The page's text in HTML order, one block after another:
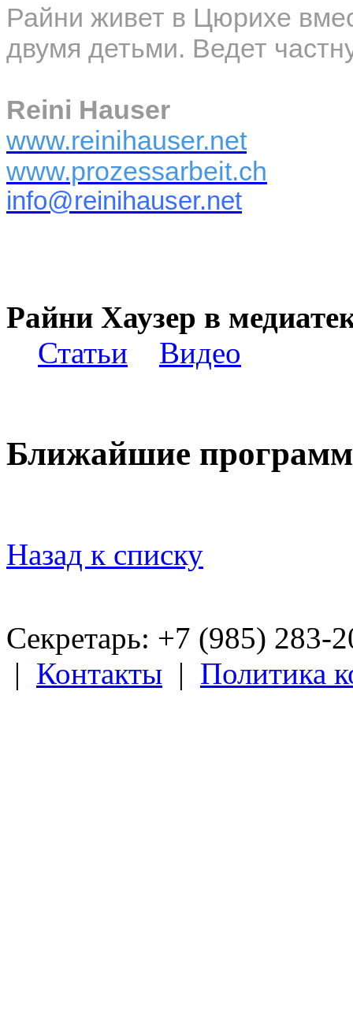
Райни живет в Цюрихе
двумя детьми. Ведет
Reini Hauser
www.reinihauser.net
www.prozessarbeit.ch
info@reinihauser.net
Райни Хаузер в
Статьи
Видео
Ближайшие
Назад к списку
Секретарь: +7 (985)
| Контакты | Политика